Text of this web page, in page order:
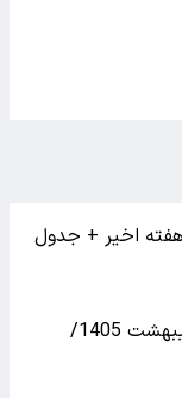
قیمت خودرو در بازار آزاد پنج‌شنبه ۱۷ اردیبهشت 1405/